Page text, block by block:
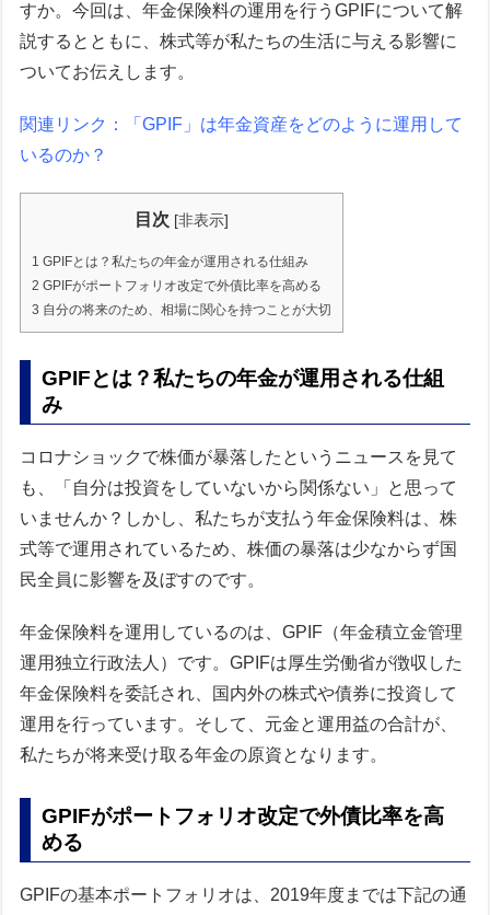
すか。今回は、年金保険料の運用を行うGPIFについて解
説するとともに、株式等が私たちの生活に与える影響に
ついてお伝えします。
関連リンク：「GPIF」は年金資産をどのように運用して
いるのか？
目次 [非表示]
1 GPIFとは？私たちの年金が運用される仕組み
2 GPIFがポートフォリオ改定で外債比率を高める
3 自分の将来のため、相場に関心を持つことが大切
GPIFとは？私たちの年金が運用される仕組
み
コロナショックで株価が暴落したというニュースを見て
も、「自分は投資をしていないから関係ない」と思って
いませんか？しかし、私たちが支払う年金保険料は、株
式等で運用されているため、株価の暴落は少なからず国
民全員に影響を及ぼすのです。
年金保険料を運用しているのは、GPIF（年金積立金管理
運用独立行政法人）です。GPIFは厚生労働省が徴収した
年金保険料を委託され、国内外の株式や債券に投資して
運用を行っています。そして、元金と運用益の合計が、
私たちが将来受け取る年金の原資となります。
GPIFがポートフォリオ改定で外債比率を高
める
GPIFの基本ポートフォリオは、2019年度までは下記の通